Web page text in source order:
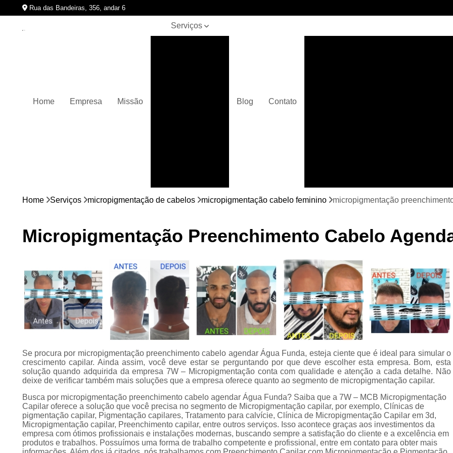
Rua das Bandeiras, 356, andar 6
Home Empresa Missão
Serviços
Preenchimento
Tratamento para
calvície
Blog Contato
Curso de
Curso de
Curso de Micropigmentação Santo
Curso
Curso Presencial
Cursos de
Cursos de Micropigmentação de
Micropigmentação Capilar com
Micropigmentação Capilar em
Micropigmentação Capilar
Micropigmentação Capilar nas
Micropigmentação Capilar para
Micropigmentação Cabelo
Home Serviços micropigmentação de cabelos micropigmentação cabelo feminino micropigmentação
Micropigmentação Preenchimento Cabelo
Se procura por micropigmentação preenchimento cabelo agendar Água Funda, esteja ciente que é ideal para simular o
crescimento capilar. Ainda assim, você deve estar se perguntando por que deve escolher esta empresa. Bom, esta
solução quando adquirida da empresa 7W – Micropigmentação conta com qualidade e atenção a cada detalhe. Não
deixe de verificar também mais soluções que a empresa oferece quanto ao segmento de micropigmentação capilar.
Busca por micropigmentação preenchimento cabelo agendar Água Funda? Saiba que a 7W – MCB Micropigmentação
Capilar oferece a solução que você precisa no segmento de Micropigmentação capilar, por exemplo, Clínicas de
pigmentação capilar, Pigmentação capilares, Tratamento para calvície, Clínica de Micropigmentação Capilar em 3d,
Micropigmentação capilar, Preenchimento capilar, entre outros serviços. Isso acontece graças aos investimentos da
empresa com ótimos profissionais e instalações modernas, buscando sempre a satisfação do cliente e a excelência em
produtos e trabalhos. Possuímos uma forma de trabalho competente e profissional, entre em contato para obter mais